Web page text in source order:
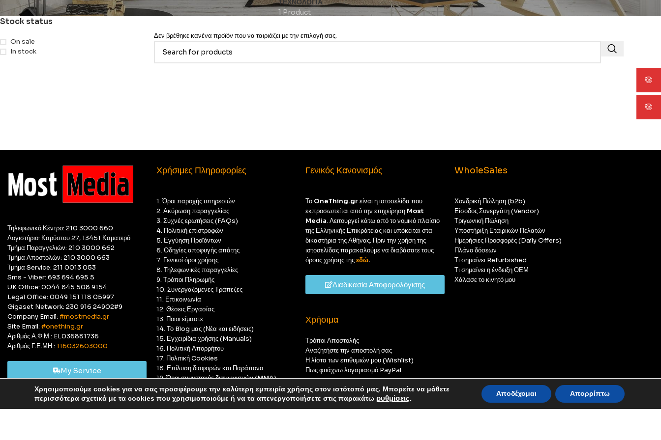
Αυτό είναι ένα δοκιμαστικό κατάστημα για δοκιμαστικούς σκοπούς — καμία παραγγελία δεν θα ολοκληρωθεί.
ΤΕΧΝΟΛΟΓΊΑ
1 Product
Stock status
On sale
In stock
Δεν βρέθηκε κανένα προϊόν που να ταιριάζει με την επιλογή σας.
Τηλεφωνικό Κέντρο: 210 3000 660
Λογιστήριο: Καρύστου 27, 13451 Καματερό
Τμήμα Παραγγελιών: 210 3000 662
Τμήμα Αποστολών: 210 3000 663
Τμήμα Service: 211 0013 053
Sms - Viber: 693 694 695 5
UK Office: 0044 845 508 9154
Legal Office: 0049 151 118 05997
Gigaset Network: 230 916 24902#9
Company Email: #mostmedia.gr
Site Email: #onething.gr
Αριθμός Α.Φ.Μ.: EL036881736
Αριθμός Γ.Ε.ΜΗ.: 116032603000
My Service
Χρήσιμες Πληροφορίες
1. Όροι παροχής υπηρεσιών
2. Ακύρωση παραγγελίας
3. Συχνές ερωτήσεις (FAQs)
4. Πολιτική επιστροφών
5. Εγγύηση Προϊόντων
6. Οδηγίες αποφυγής απάτης
7. Γενικοί όροι χρήσης
8. Τηλεφωνικές παραγγελίες
9. Τρόποι Πληρωμής
10. Συνεργαζόμενες Τράπεζες
11. Επικοινωνία
12. Θέσεις Εργασίας
13. Ποιοι είμαστε
14. Το Blog μας (Νέα και ειδήσεις)
15. Εγχειρίδια χρήσης (Manuals)
16. Πολιτική Απορρήτου
17. Πολιτική Cookies
18. Επίλυση διαφορών και Παράπονα
19. Όροι συμμετοχής διαγωνισμών (MMA)
20. GDPR Compliant
Γενικός Κανονισμός
Το OneThing.gr είναι η ιστοσελίδα που
εκπροσωπείται από την επιχείρηση Most
Media. Λειτουργεί κάτω από το νομικό πλαίσιο
της Ελληνικής Επικράτειας και υπόκειται στα
δικαστήρια της Αθήνας. Πριν την χρήση της
ιστοσελίδας παρακαλούμε να διαβάσατε τους
όρους χρήσης τηςεδώ.
Διαδικασία Αποφορολόγισης
Χρήσιμα
Τρόποι Αποστολής
Αναζητήστε την αποστολή σας
Η λίστα των επιθυμιών μου (Wishlist)
Πως φτιάχνω λογαριασμό PayPal
WholeSales
Χονδρική Πώληση (b2b)
Είσοδος Συνεργάτη (Vendor)
Τριγωνική Πώληση
Υποστήριξη Εταιρικών Πελατών
Ημερήσιες Προσφορές (Daily Offers)
Πλάνο δόσεων
Τι σημαίνει Refurbished
Τι σημαίνει η ένδειξη ΟΕΜ
Χάλασε το κινητό μου
© Most Media 2011 - 2025, All rights reserved
Χρησιμοποιούμε cookies για να σας προσφέρουμε την καλύτερη εμπειρία χρήσης στον ιστότοπό μας. Μπορείτε να μάθετε
περισσότερα σχετικά με τα cookies που χρησιμοποιούμε ή να τα απενεργοποιήσετε στις παρακάτω ρυθμίσεις. Αποδέχομαι Απορρίπτω